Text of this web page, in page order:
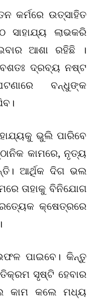
କର୍ମରେ ଉତ୍ସାହିତ
ସାହାଯ୍ୟ ଲାଭକରି
ଆଶା ରହିଛି ।
ଦ୍ରବ୍ୟ ନଷ୍ଟ
ବନ୍ଧୁଙ୍କ
ଭୁଲି ପାରିବେ
କାମରେ, ନୃତ୍ୟ
ଆର୍ଥିକ ଦିଗ ଭଲ
ତାହାକୁ ବିନିଯୋଗ
କ୍ଷେତ୍ରରେ
ପାଇବେ। କିନ୍ତୁ
ସୃଷ୍ଟି ହେବାର
କାମ କଲେ ମଧ୍ୟ